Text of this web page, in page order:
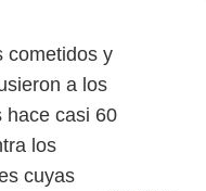
cometidos y
a los
hace casi 60
los
cuyas